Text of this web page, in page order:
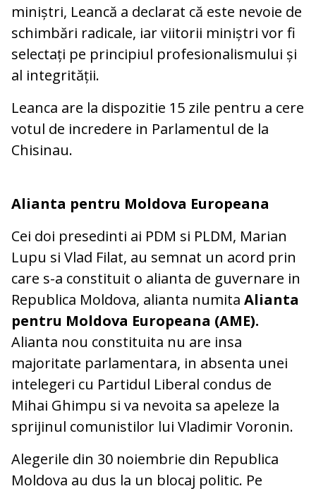
miniștri, Leancă a declarat că este nevoie de
schimbări radicale, iar viitorii miniștri vor fi
selectați pe principiul profesionalismului și
al integrității.
Leanca are la dispozitie 15 zile pentru a cere
votul de incredere in Parlamentul de la
Chisinau.
Alianta pentru Moldova Europeana
Cei doi presedinti ai PDM si PLDM, Marian
Lupu si Vlad Filat, au semnat un acord prin
care s-a constituit o alianta de guvernare in
Republica Moldova, alianta numita Alianta
pentru Moldova Europeana (AME).
Alianta nou constituita nu are insa
majoritate parlamentara, in absenta unei
intelegeri cu Partidul Liberal condus de
Mihai Ghimpu si va nevoita sa apeleze la
sprijinul comunistilor lui Vladimir Voronin.
Alegerile din 30 noiembrie din Republica
Moldova au dus la un blocaj politic. Pe